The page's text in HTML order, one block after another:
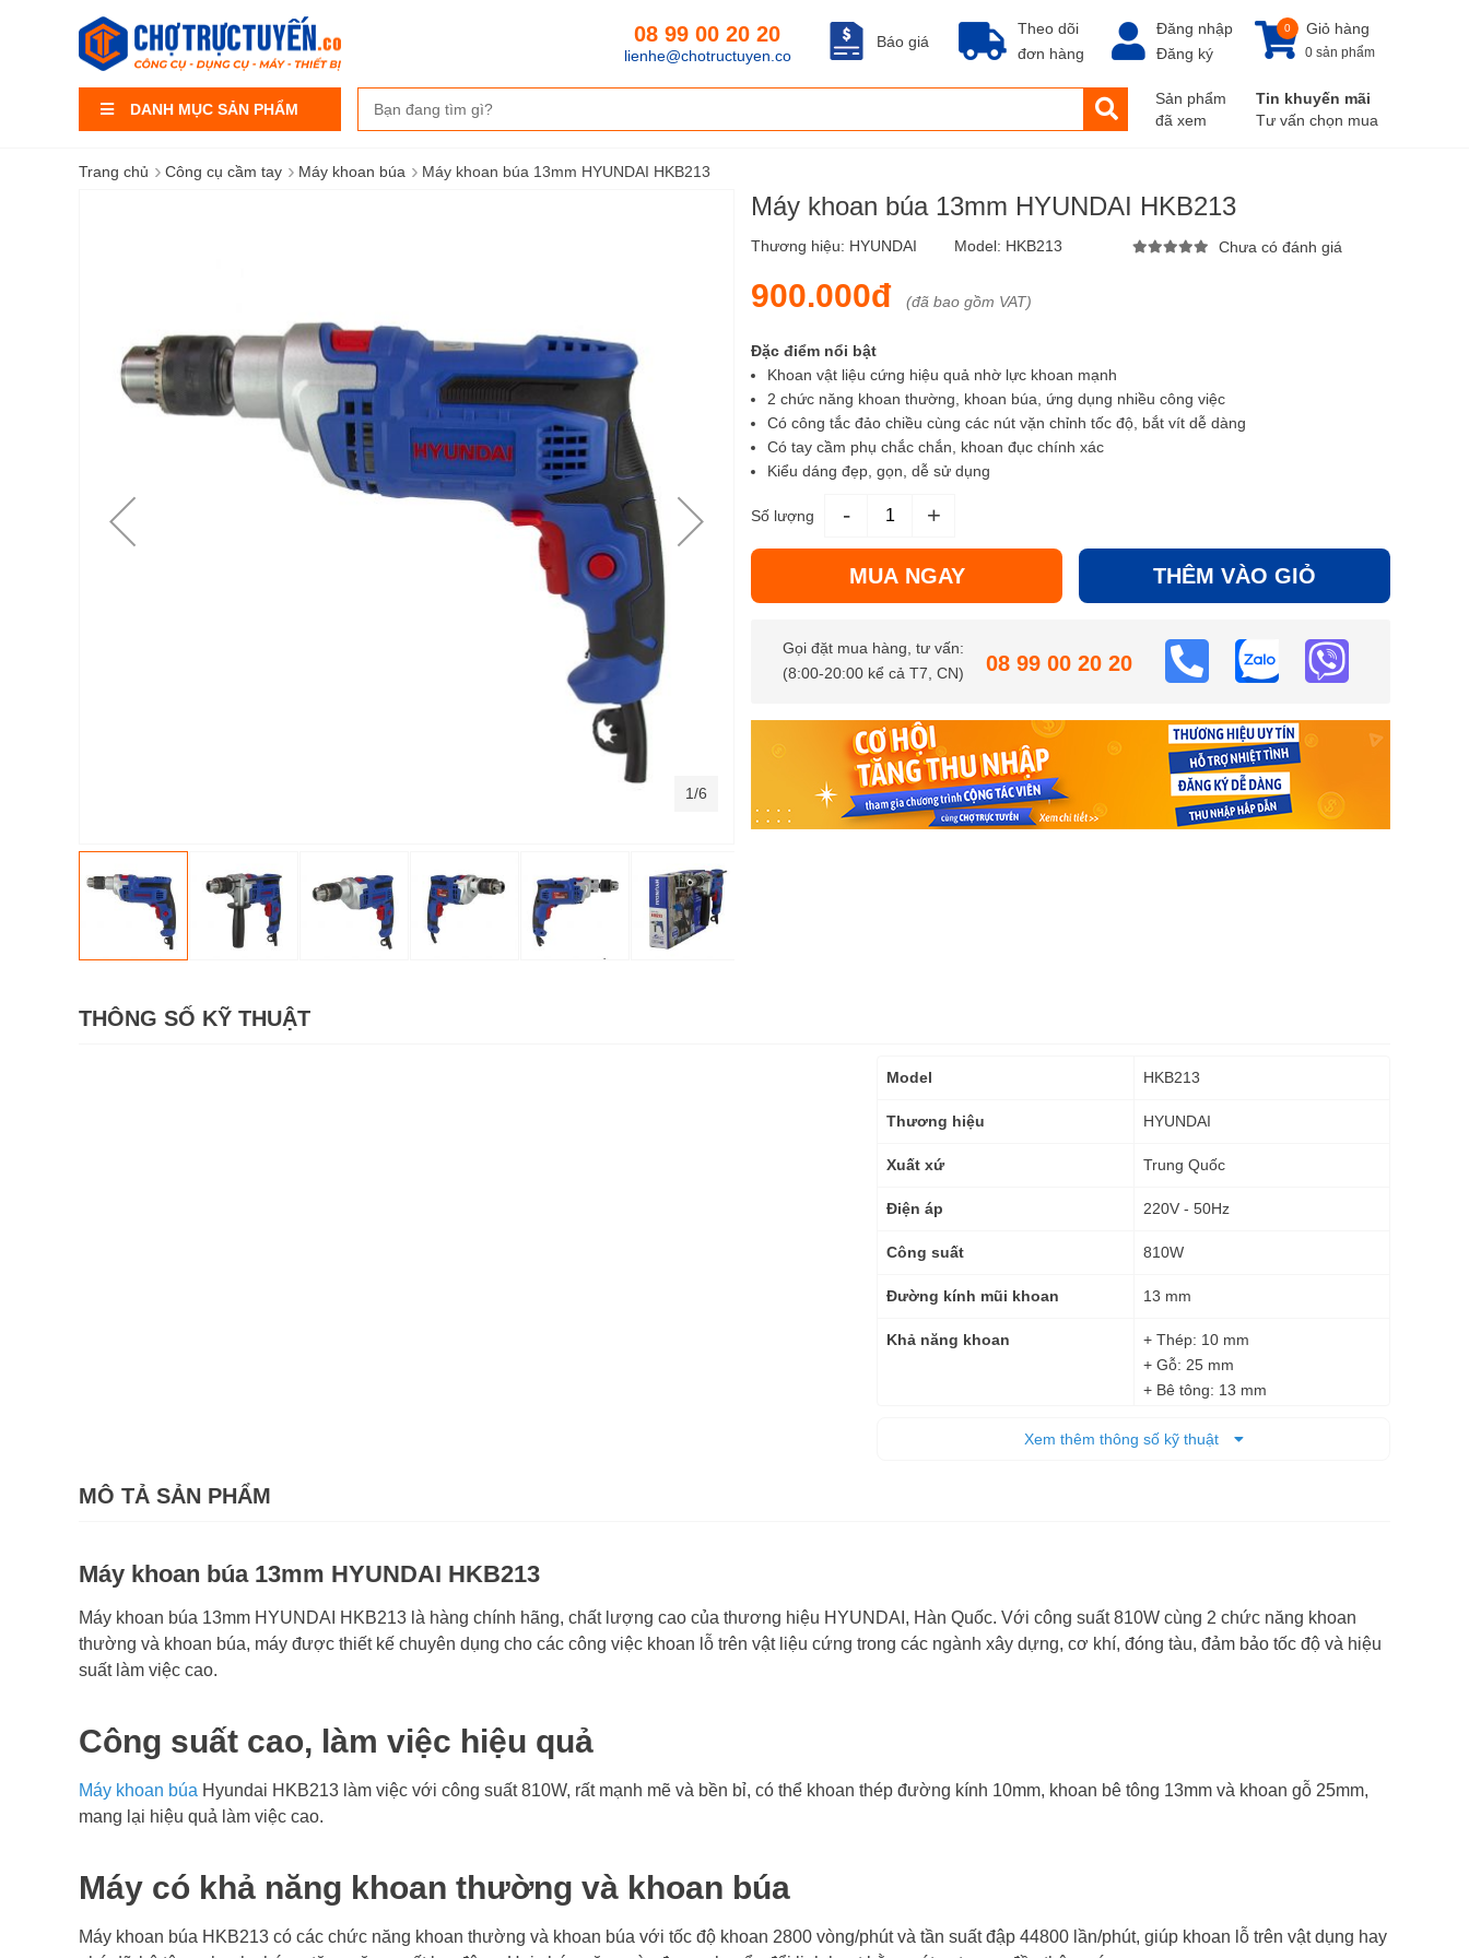
DANH MỤC SẢN PHẨM
Theo dõi
đơn hàng
Báo giá
08 99 00 20 20
lienhe@chotructuyen.co
Đăng nhập
Đăng ký
Giỏ hàng
0
0 sản phẩm
Sản phẩm
đã xem
Tin khuyến mãi
Tư vấn chọn mua
Trang chủ › Công cụ cầm tay › Máy khoan búa › Máy khoan búa 13mm HYUNDAI HKB213
Máy khoan búa 13mm HYUNDAI HKB213
Thương hiệu: HYUNDAI Model: HKB213 Chưa có đánh giá
900.000đ (đã bao gồm VAT)
Đặc điểm nổi bật
Khoan vật liệu cứng hiệu quả nhờ lực khoan mạnh
2 chức năng khoan thường, khoan búa, ứng dụng nhiều công việc
Có công tắc đảo chiều cùng các nút vặn chỉnh tốc độ, bắt vít dễ dàng
Có tay cầm phụ chắc chắn, khoan đục chính xác
Kiểu dáng đẹp, gọn, dễ sử dụng
Số lượng - +
MUA NGAY THÊM VÀO GIỎ
Gọi đặt mua hàng, tư vấn:
(8:00-20:00 kể cả T7, CN)
08 99 00 20 20
1/6
THÔNG SỐ KỸ THUẬT
kỹ
Model HKB213
Thương hiệu HYUNDAI
Xuất xứ Trung Quốc
Điện áp 220V - 50Hz
Công suất 810W
Đường kính mũi khoan 13 mm
Khả năng khoan
+ Thép: 10 mm
+ Gỗ: 25 mm
+ Bê tông: 13 mm
0 - 44.800 lần/phút
Trọng lượng tịnh 2,1 Kg
Trọng lượng cả bì 2,3 Kg
Xem thêm thông số kỹ thuật
MÔ TẢ SẢN PHẨM
Máy khoan búa 13mm HYUNDAI HKB213
Máy khoan búa 13mm HYUNDAI HKB213 là hàng chính hãng, chất lượng cao của thương hiệu HYUNDAI, Hàn Quốc. Với công suất 810W cùng 2 chức năng khoan
thường và khoan búa, máy được thiết kế chuyên dụng cho các công việc khoan lỗ trên vật liệu cứng trong các ngành xây dựng, cơ khí, đóng tàu, đảm bảo tốc độ và hiệu
suất làm việc cao.
Công suất cao, làm việc hiệu quả
Máy khoan búa Hyundai HKB213 làm việc với công suất 810W, rất mạnh mẽ và bền bỉ, có thể khoan thép đường kính 10mm, khoan bê tông 13mm và khoan gỗ 25mm,
mang lại hiệu quả làm việc cao.
Máy có khả năng khoan thường và khoan búa
Máy khoan búa HKB213 có các chức năng khoan thường và khoan búa với tốc độ khoan 2800 vòng/phút và tần suất đập 44800 lần/phút, giúp khoan lỗ trên vật dụng hay